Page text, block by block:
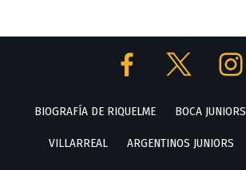
BIOGRAFÍA DE RIQUELME BOCA JUNIORS
VILLARREAL ARGENTINOS JUNIORS